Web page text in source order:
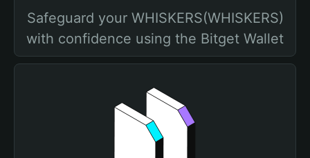
Safeguard your WHISKERS(WHISKERS)
with confidence using the Bitget Wallet